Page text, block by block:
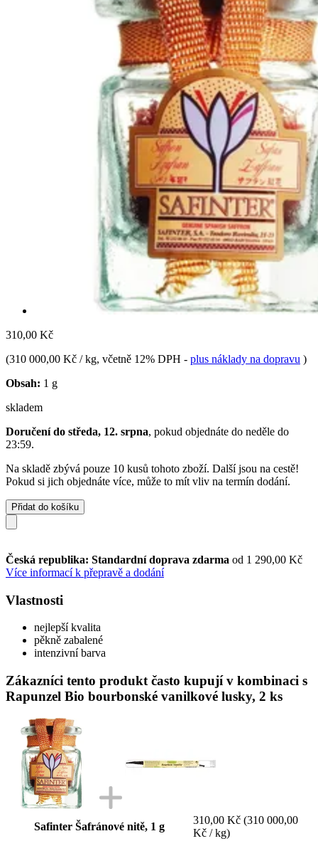
310,00 Kč
(310 000,00 Kč / kg, včetně 12% DPH - plus náklady na dopravu )
Obsah: 1 g
skladem
Doručení do středa, 12. srpna, pokud objednáte do neděle do
23:59.
Na skladě zbývá pouze 10 kusů tohoto zboží. Další jsou na cestě!
Pokud si jich objednáte více, může to mít vliv na termín dodání.
Přidat do košíku
Česká republika: Standardní doprava zdarma od 1 290,00 Kč
Více informací k přepravě a dodání
Vlastnosti
nejlepší kvalita
pěkně zabalené
intenzivní barva
Zákazníci tento produkt často kupují v kombinaci s
Rapunzel Bio bourbonské vanilkové lusky, 2 ks
Safinter Šafránové nitě, 1 g
310,00 Kč (310 000,00
Kč / kg)